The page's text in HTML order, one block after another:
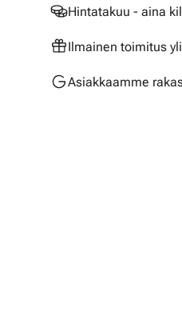
Hintatakuu - aina
Ilmainen toimitus
Asiakkaamme